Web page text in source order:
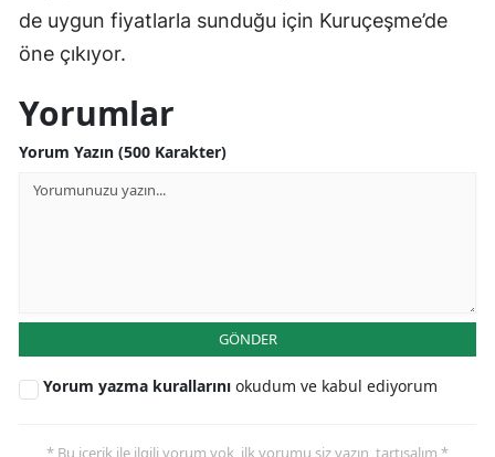
de uygun fiyatlarla sunduğu için Kuruçeşme’de
öne çıkıyor.
Yorumlar
Yorum Yazın (500 Karakter)
GÖNDER
Yorum yazma kurallarını okudum ve kabul ediyorum
* Bu içerik ile ilgili yorum yok, ilk yorumu siz yazın, tartışalım *